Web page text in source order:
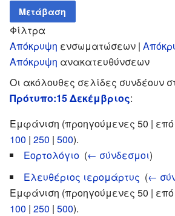
Φίλτρα
Απόκρυψη ενσωματώσεων |
Απόκρυψη ανακατευθύνσεων
Οι ακόλουθες σελίδες συνδέουν
Πρότυπο:15 Δεκέμβριος:
Εμφάνιση (προηγούμενες 50 |
100 | 250 | 500).
Εορτολόγιο (← σύνδεσμοι)
Ελευθέριος ιερομάρτυς (←
Εμφάνιση (προηγούμενες 50 |
100 | 250 | 500).